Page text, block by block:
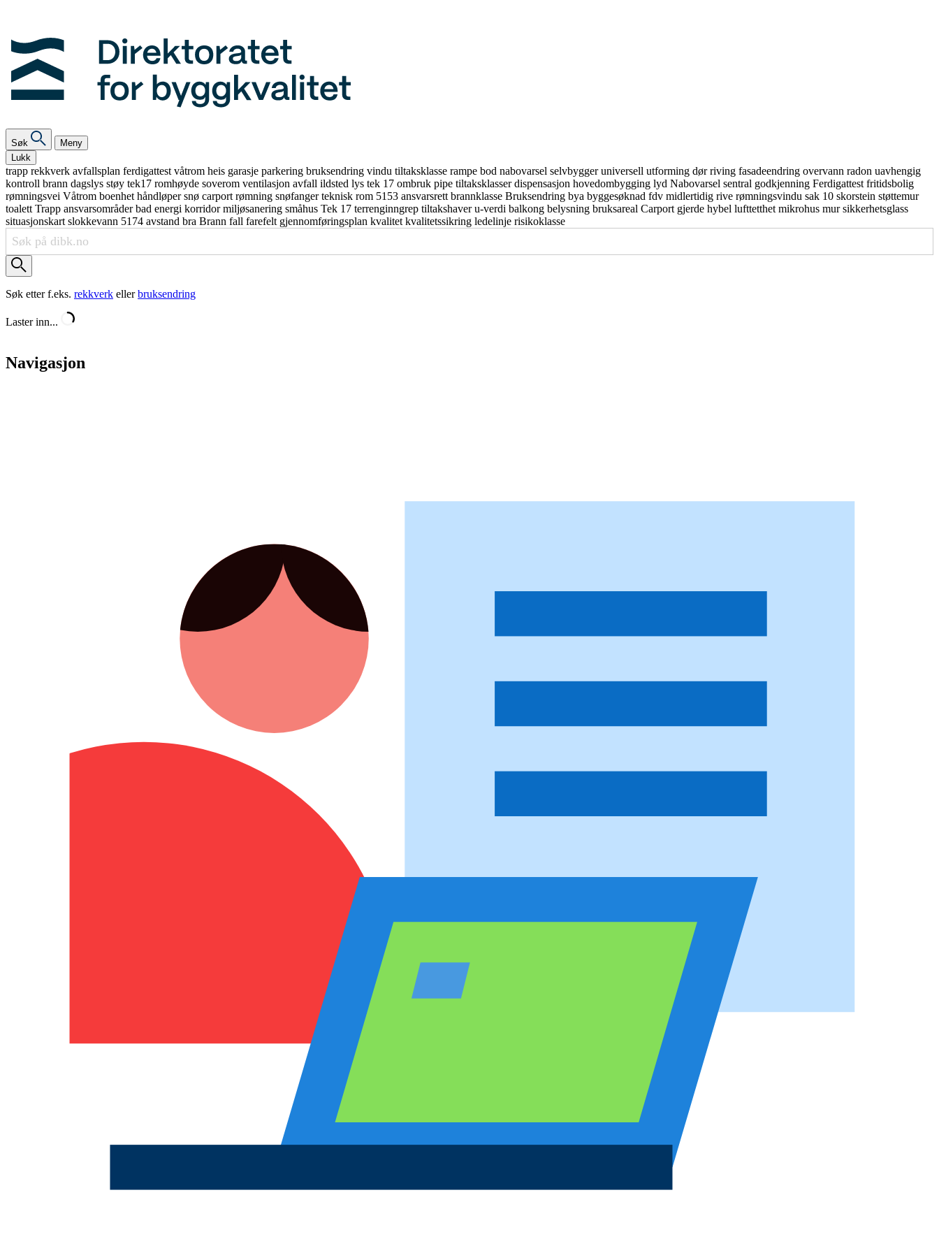
Søk
Meny
Lukk
trapp rekkverk avfallsplan ferdigattest våtrom heis garasje parkering bruksendring vindu tiltaksklasse rampe bod nabovarsel selvbyggeruniversell utforming dørriving fasadeendring overvann radon uavhengig
kontroll brann dagslys støy tek17 romhøyde soverom ventilasjon avfall ildsted lys tek 17 ombruk pipe tiltaksklasserdispensasjon hovedombygging lyd Nabovarsel sentral godkjenning Ferdigattest fritidsbolig
rømningsvei Våtrom boenhet håndløpersnø carport rømning snøfangerteknisk rom 5153 ansvarsrett brannklasse Bruksendring bya byggesøknad fdv midlertidig rive rømningsvindu sak 10 skorstein støttemur
toalett Trapp ansvarsområderbad energi korridormiljøsanering småhus Tek 17 terrenginngrep tiltakshaveru-verdi balkong belysning bruksareal Carport gjerde hybel lufttetthet mikrohus mursikkerhetsglass
situasjonskart slokkevann 5174 avstand bra Brann fall farefelt gjennomføringsplan kvalitet kvalitetssikring ledelinje risikoklasse
Søk etter f.eks. rekkverk ellerbruksendring
Laster inn...
Navigasjon